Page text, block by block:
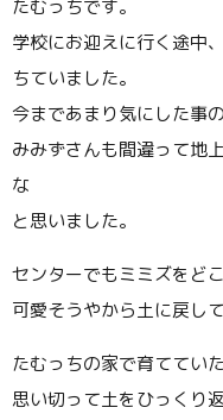
たむっちです。
学校にお迎えに行く途中
ちていました。
今まであまり気にした事
みみずさんも間違って地
な
と思いました。
センターでもミミズをど
可愛そうやから土に戻し
たむっちの家で育ててい
思い切って土をひっくり